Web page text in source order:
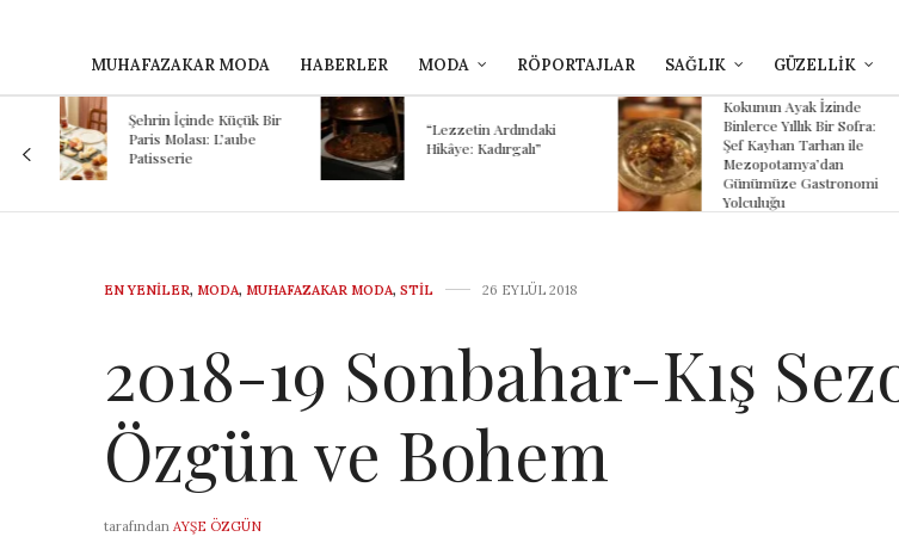
MUHAFAZAKAR MODA HABERLER MODA RÖPORTAJLAR SAĞLIK GÜZELLİK
“Lezzetin Ardındaki
Hikâye: Kadırgalı”
Binlerce Yıllık Bir Sofra:
Şef Kayhan Tarhan ile
FOUR SEASONS
HOTEL
AVLU’NUN YAZ
MENÜSÜNDE
ANADOLU’NUN
HİKÂYESİ
EN YENILER, MODA, MUHAFAZAKAR MODA, STIL 26 EYLÜL 2018
2018-19 Sonbahar-Kış
Özgün ve Bohem
tarafından AYŞE ÖZGÜN